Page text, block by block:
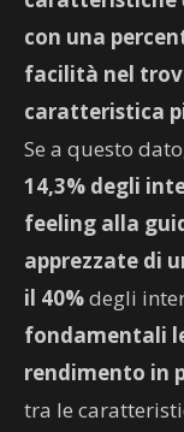
con una
facilità nel
caratteristica
Se a questo
14,3% degli
feeling alla
apprezzate di
il 40%degli
fondamentali
rendimento in
tra le